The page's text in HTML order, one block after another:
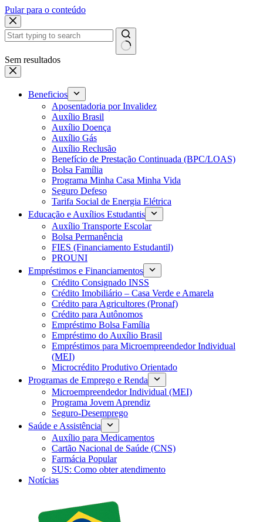
Pular para o conteúdo
Sem resultados
Beneficios
Aposentadoria por Invalidez
Auxílio Brasil
Auxílio Doença
Auxílio Gás
Auxílio Reclusão
Benefício de Prestação Continuada (BPC/LOAS)
Bolsa Família
Programa Minha Casa Minha Vida
Seguro Defeso
Tarifa Social de Energia Elétrica
Educação e Auxílios Estudantis
Auxílio Transporte Escolar
Bolsa Permanência
FIES (Financiamento Estudantil)
PROUNI
Empréstimos e Financiamentos
Crédito Consignado INSS
Crédito Imobiliário – Casa Verde e Amarela
Crédito para Agricultores (Pronaf)
Crédito para Autônomos
Empréstimo Bolsa Família
Empréstimo do Auxílio Brasil
Empréstimos para Microempreendedor Individual
(MEI)
Microcrédito Produtivo Orientado
Programas de Emprego e Renda
Microempreendedor Individual (MEI)
Programa Jovem Aprendiz
Seguro-Desemprego
Saúde e Assistência
Auxílio para Medicamentos
Cartão Nacional de Saúde (CNS)
Farmácia Popular
SUS: Como obter atendimento
Notícias